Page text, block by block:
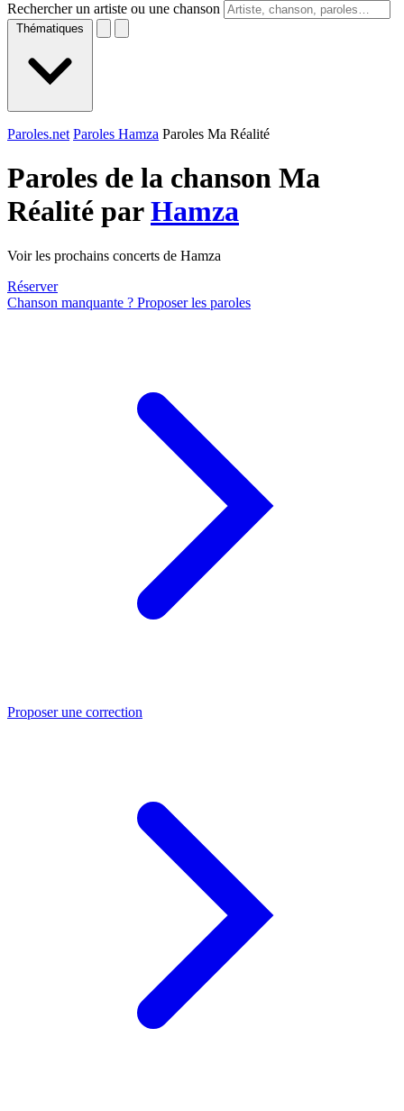
Rechercher un artiste ou une chanson
Thématiques
Paroles.net Paroles Hamza Paroles Ma Réalité
Paroles de la chanson Ma
Réalité parHamza
Voir les prochains concerts de Hamza
Réserver
Chanson manquante ? Proposer les paroles
Proposer une correction